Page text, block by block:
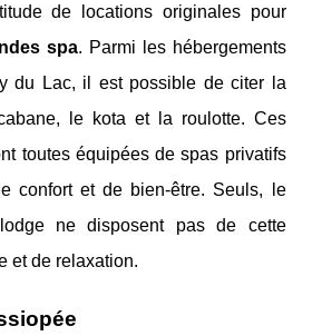
de locations originales pour
spa. Parmi les hébergements
du Lac, il est possible de citer la
le kota et la roulotte. Ces
toutes équipées de spas privatifs
confort et de bien-être. Seuls, le
ne disposent pas de cette
et de relaxation.